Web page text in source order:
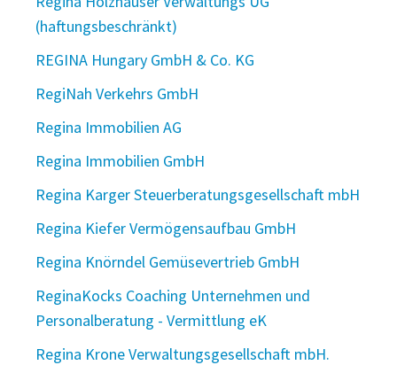
(haftungsbeschränkt)
REGINA Hungary GmbH & Co. KG
RegiNah Verkehrs GmbH
Regina Immobilien AG
Regina Immobilien GmbH
Regina Karger Steuerberatungsgesellschaft mbH
Regina Kiefer Vermögensaufbau GmbH
Regina Knörndel Gemüsevertrieb GmbH
ReginaKocks Coaching Unternehmen und
Personalberatung - Vermittlung eK
Regina Krone Verwaltungsgesellschaft mbH.